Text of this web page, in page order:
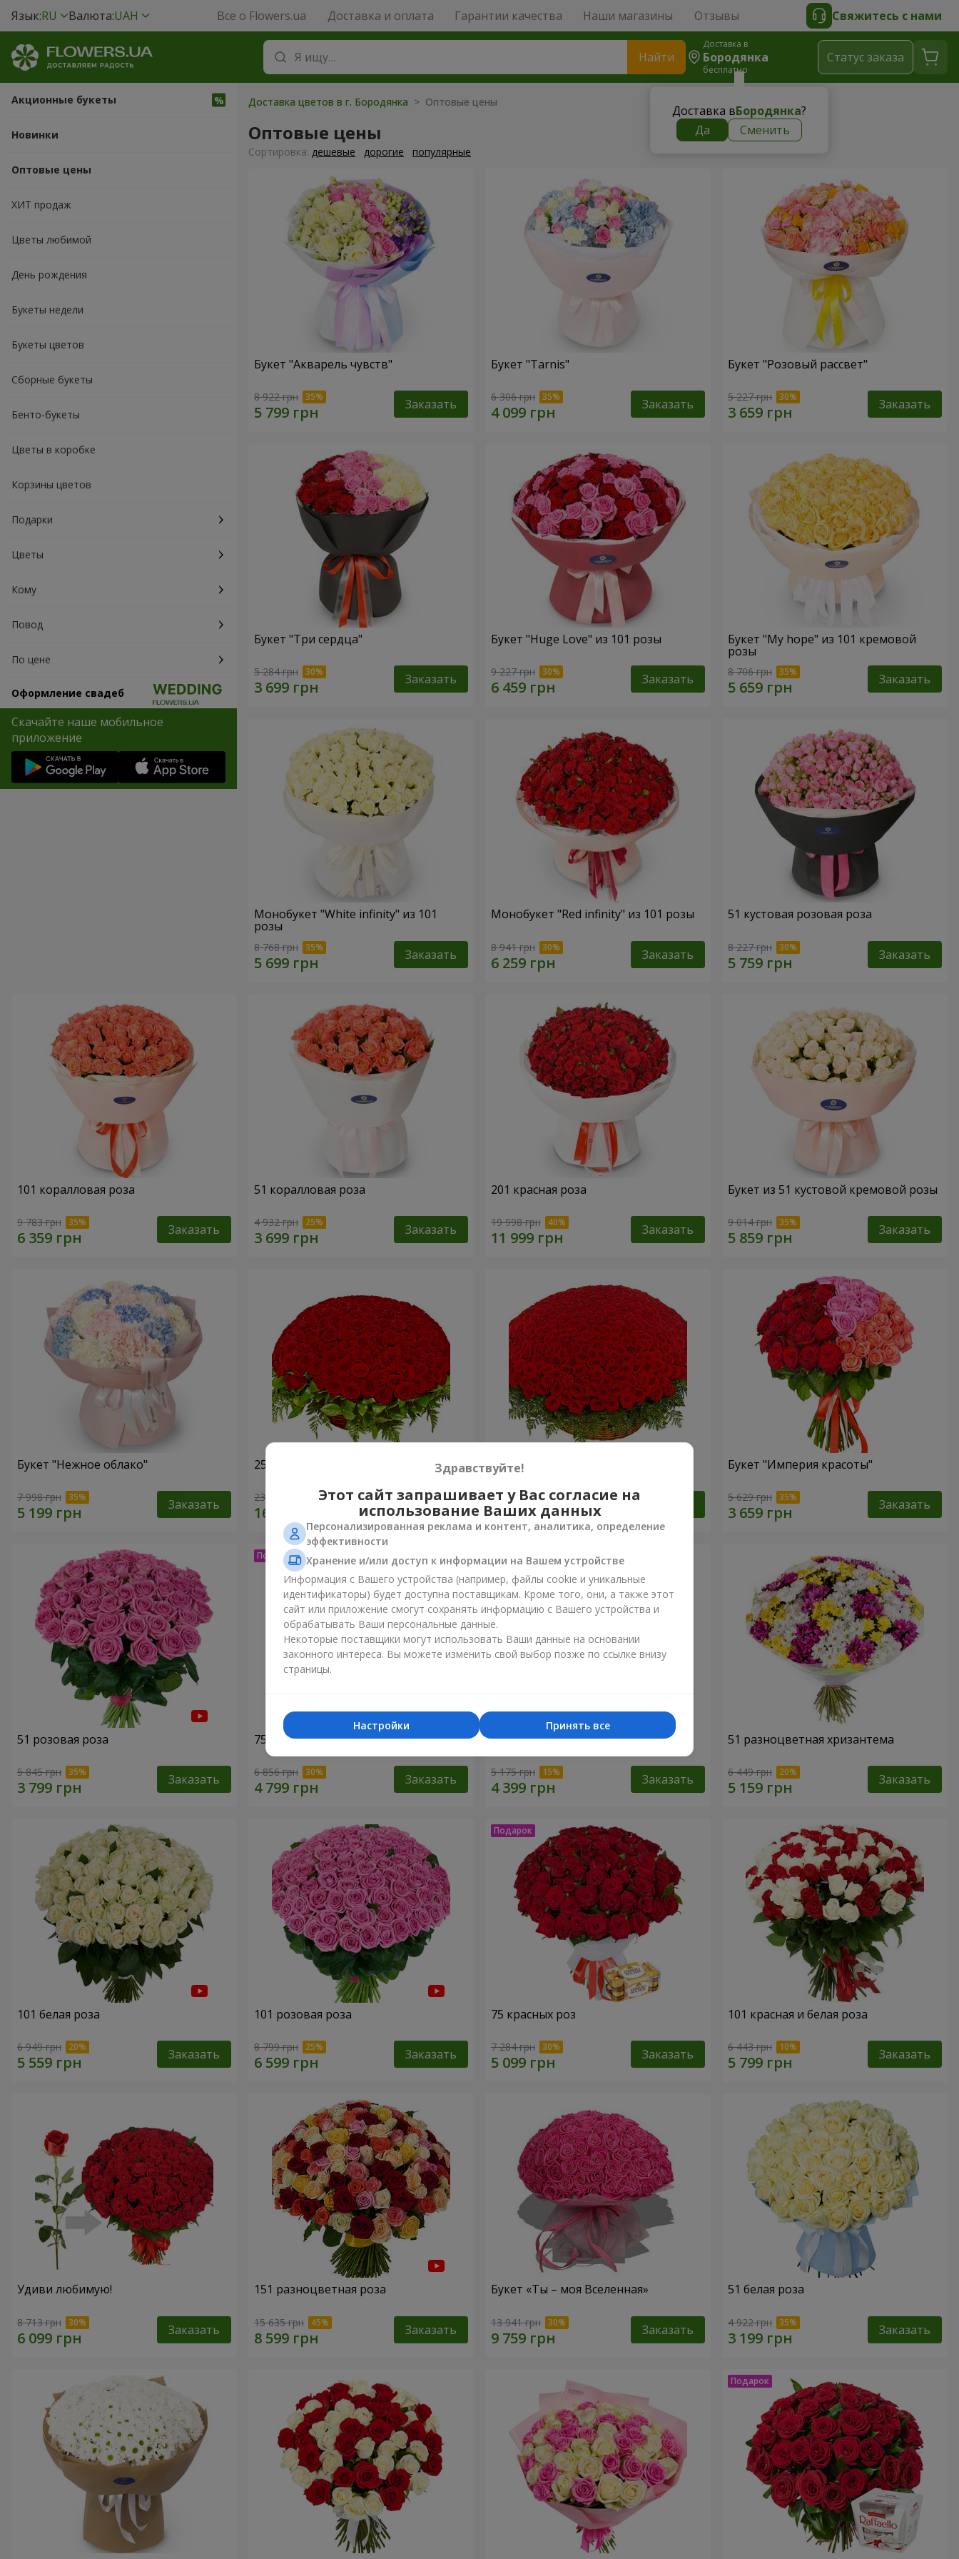
Язык:RU Валюта:UAH Все о Flowers.ua Доставка и оплата Гарантии качества Наши магазины Отзывы Свяжитесь с нами
Найти
Доставка в
Бородянка
бесплатно
Доставка вБородянка?
Да
Сменить
Cтатус заказа
Акционные букеты
Новинки
Оптовые цены
ХИТ продаж
Цветы любимой
День рождения
Букеты недели
Букеты цветов
Сборные букеты
Бенто-букеты
Цветы в коробке
Корзины цветов
Подарки
Цветы
Кому
Повод
По цене
Оформление свадеб
Скачайте наше мобильное
приложение
Доставка цветов в г. Бородянка > Оптовые цены
Оптовые цены
Cортировка: дешевые дорогие популярные
Букет "Акварель чувств"
8 922 грн Заказать
Букет "Tarnis"
6 306 грн Заказать
Букет "Розовый рассвет"
5 227 грн Заказать
Букет "Три сердца"
5 284 грн Заказать
Букет "Huge Love" из 101 розы
9 227 грн Заказать
Букет "My hope" из 101 кремовой
розы
8 706 грн Заказать
Монобукет "White infinity" из 101
розы
8 768 грн Заказать
Монобукет "Red infinity" из 101 розы
8 941 грн Заказать
51 кустовая розовая роза
8 227 грн Заказать
101 коралловая роза
9 783 грн Заказать
51 коралловая роза
4 932 грн Заказать
201 красная роза
19 998 грн Заказать
Букет из 51 кустовой кремовой розы
9 014 грн Заказать
Букет "Нежное облако"
7 998 грн Заказать
251 красная роза
23 856 грн Заказать
501 красная роза
56 362 грн
Букет "Империя красоты"
5 629 грн Заказать
51 розовая роза
5 845 грн Заказать
75 белых роз
6 856 грн Заказать
51 белая хризантема
5 175 грн Заказать
51 разноцветная хризантема
6 449 грн Заказать
101 белая роза
6 949 грн Заказать
101 розовая роза
8 799 грн Заказать
75 красных роз
7 284 грн Заказать
101 красная и белая роза
6 443 грн Заказать
Удиви любимую!
8 713 грн Заказать
151 разноцветная роза
15 635 грн Заказать
Букет «Ты – моя Вселенная»
13 941 грн Заказать
51 белая роза
4 922 грн Заказать
Здравствуйте!
Этот сайт запрашивает у Вас согласие на
использование Ваших данных
Персонализированная реклама и контент, аналитика, определение
эффективности
Хранение и/или доступ к информации на Вашем устройстве
Информация с Вашего устройства (например, файлы cookie и уникальные
идентификаторы) будет доступна поставщикам. Кроме того, они, а также этот
сайт или приложение смогут сохранять информацию с Вашего устройства и
обрабатывать Ваши персональные данные.
Некоторые поставщики могут использовать Ваши данные на основании
законного интереса. Вы можете изменить свой выбор позже по ссылке внизу
страницы.
Принять все
Настройки